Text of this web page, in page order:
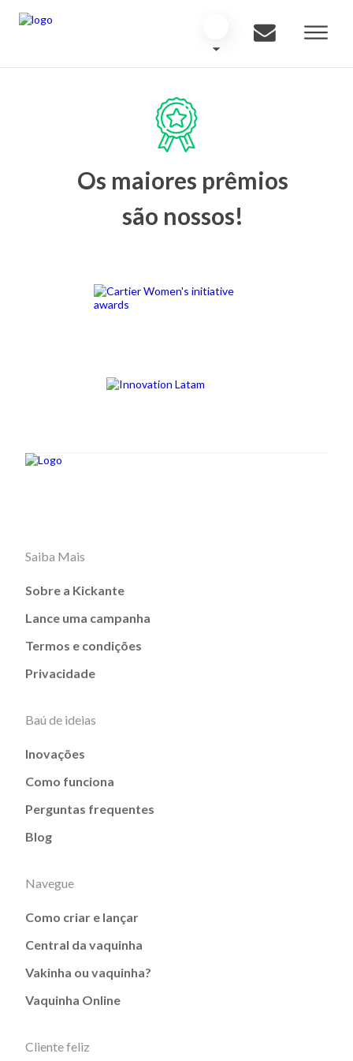
Os maiores prêmios
são nossos!
Saiba Mais
Sobre a Kickante
Lance uma campanha
Termos e condições
Privacidade
Baú de ideias
Inovações
Como funciona
Perguntas frequentes
Blog
Navegue
Como criar e lançar
Central da vaquinha
Vakinha ou vaquinha?
Vaquinha Online
Cliente feliz